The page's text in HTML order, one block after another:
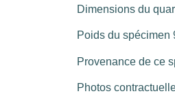
Dimensions du
Poids du spécimen
Provenance de ce
Photos